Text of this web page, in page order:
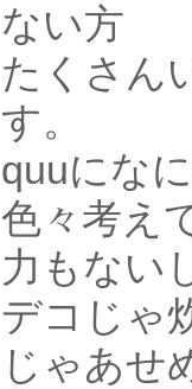
ない方
たくさん
す。
quuにな
色々考え
力もない
デコじゃ
じゃあせ